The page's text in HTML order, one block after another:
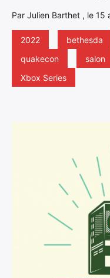
Par Julien Barthet , le
2022 bethesda
quakecon
salon
Xbox Series